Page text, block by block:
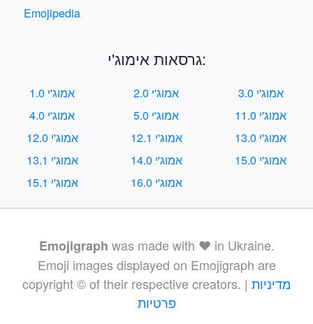
Emojipedia
גרסאות אימוג'י:
אמוג'י 1.0 אמוג'י 2.0
אמוג'י 3.0
אמוג'י 4.0
אמוג'י 5.0
אמוג'י 11.0
אמוג'י 12.0
אמוג'י 12.1
אמוג'י 13.0
אמוג'י 13.1
אמוג'י 14.0
אמוג'י 15.0
אמוג'י 15.1
אמוג'י 16.0
Emojigraph was made with ❤️ in Ukraine.
Emoji images displayed on Emojigraph are
copyright © of their respective creators. | מדיניות
פרטיות